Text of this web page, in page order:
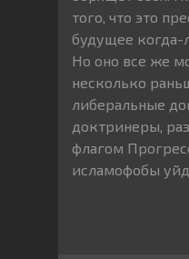
того, что это
будущее когда-
Но оно все же
несколько
либеральные
доктринеры,
флагом
исламофобы